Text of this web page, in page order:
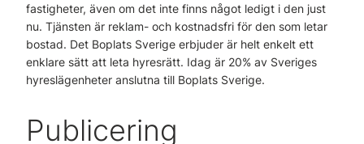
fastigheter, även om det inte finns något ledigt i den just
nu. Tjänsten är reklam- och kostnadsfri för den som letar
bostad. Det Boplats Sverige erbjuder är helt enkelt ett
enklare sätt att leta hyresrätt. Idag är 20% av Sveriges
hyreslägenheter anslutna till Boplats Sverige.
Publicering